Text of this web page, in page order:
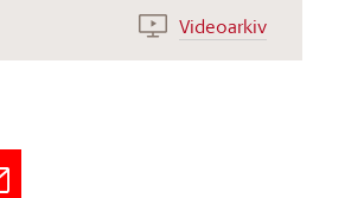
Videoarkiv